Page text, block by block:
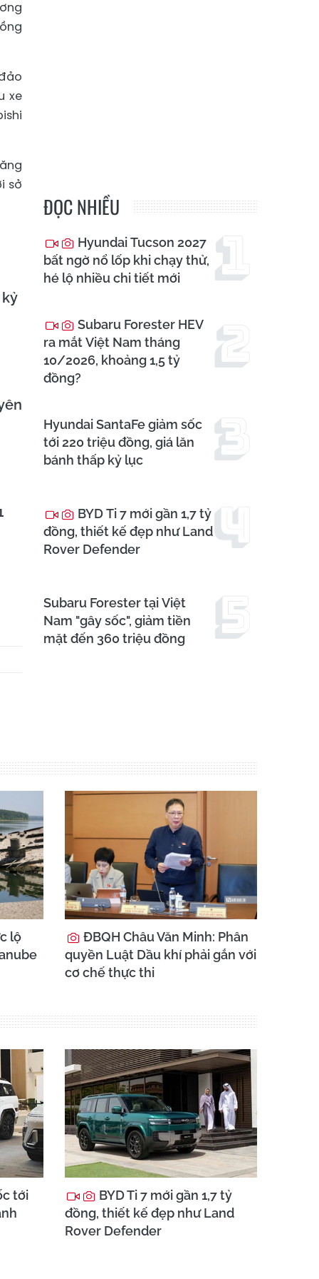
xe
sở
ĐỌC NHIỀU
Hyundai Tucson 2027
bất ngờ nổ lốp khi chạy thử,
hé lộ nhiều chi tiết mới
Subaru Forester HEV
ra mắt Việt Nam tháng
10/2026, khoảng 1,5 tỷ
đồng?
Hyundai SantaFe giảm sốc
tới 220 triệu đồng, giá lăn
bánh thấp kỷ lục
BYD Ti 7 mới gần 1,7 tỷ
đồng, thiết kế đẹp như Land
Rover Defender
Subaru Forester tại Việt
Nam "gây sốc", giảm tiền
mặt đến 360 triệu đồng
lộ
ĐBQH Châu Văn Minh: Phân
quyền Luật Dầu khí phải gắn với
cơ chế thực thi
tới
BYD Ti 7 mới gần 1,7 tỷ
đồng, thiết kế đẹp như Land
Rover Defender